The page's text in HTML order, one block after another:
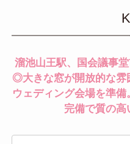
溜池山王駅、国会議事
◎大きな窓が開放的な雰
ウェディング会場を準
完備で質の高